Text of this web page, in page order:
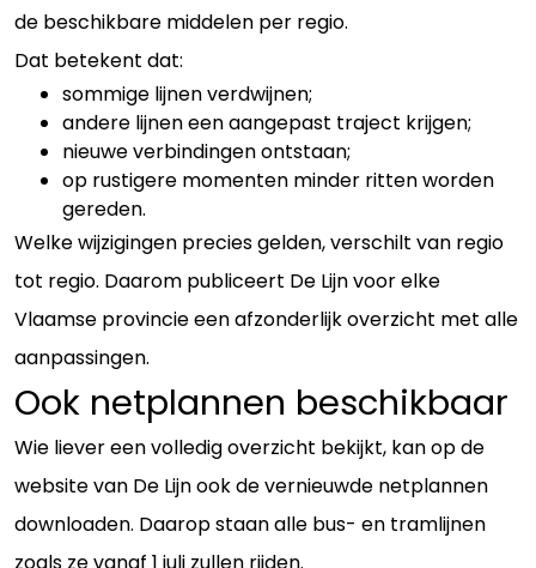
de beschikbare middelen per regio.
Dat betekent dat:
sommige lijnen verdwijnen;
andere lijnen een aangepast traject krijgen;
nieuwe verbindingen ontstaan;
op rustigere momenten minder ritten worden
gereden.
Welke wijzigingen precies gelden, verschilt van regio
tot regio. Daarom publiceert De Lijn voor elke
Vlaamse provincie een afzonderlijk overzicht met alle
aanpassingen.
Ook netplannen beschikbaar
Wie liever een volledig overzicht bekijkt, kan op de
website van De Lijn ook de vernieuwde netplannen
downloaden. Daarop staan alle bus- en tramlijnen
zoals ze vanaf 1 juli zullen rijden.